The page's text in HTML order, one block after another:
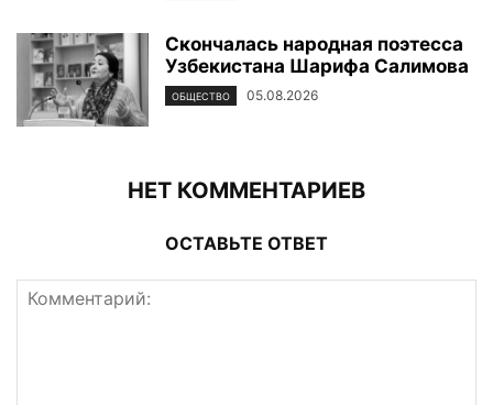
Скончалась народная поэтесса
Узбекистана Шарифа Салимова
ОБЩЕСТВО 05.08.2026
НЕТ КОММЕНТАРИЕВ
ОСТАВЬТЕ ОТВЕТ